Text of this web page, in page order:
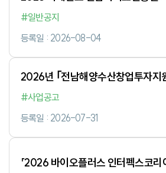
세무 관리 용역 제안서 평가결과
#일반공지
등록일 : 2026-08-04
2026년 ｢전남해양수산창업투자지
사업 3차 수혜기업 선정 결과
#사업공고
등록일 : 2026-07-31
「2026 바이오플러스 인터펙스코리